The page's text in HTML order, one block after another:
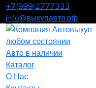
+7(999)2777333
info@выкупавто.рф
Авто в наличии
Каталог
О Нас